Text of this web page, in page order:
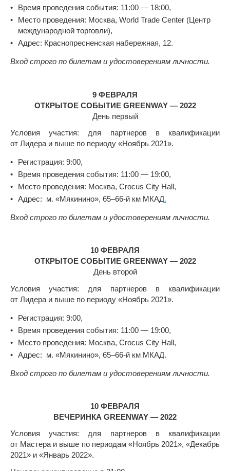
Время проведения события: 11:00 — 18:00,
Место проведения: Москва, World Trade Center (Центр
международной торговли),
Адрес: Краснопресненская набережная, 12.
Вход строго по билетам и удостоверениям личности.
9 ФЕВРАЛЯ
ОТКРЫТОЕ СОБЫТИЕ GREENWAY — 2022
День первый
Условия участия: для партнеров в квалификации
от Лидера и выше по периоду «Ноябрь 2021».
Регистрация: 9:00,
Время проведения события: 11:00 — 19:00,
Место проведения: Москва, Crocus City Hall,
Адрес: м. «Мякинино», 65–66-й км МКАД.
Вход строго по билетам и удостоверениям личности.
10 ФЕВРАЛЯ
ОТКРЫТОЕ СОБЫТИЕ GREENWAY — 2022
День второй
Условия участия: для партнеров в квалификации
от Лидера и выше по периоду «Ноябрь 2021».
Регистрация: 9:00,
Время проведения события: 11:00 — 19:00,
Место проведения: Москва, Crocus City Hall,
Адрес: м. «Мякинино», 65–66-й км МКАД.
Вход строго по билетам и удостоверениям личности.
10 ФЕВРАЛЯ
ВЕЧЕРИНКА GREENWAY — 2022
Условия участия: для партнеров в квалификации
от Мастера и выше по периодам «Ноябрь 2021», «Декабрь
2021» и «Январь 2022».